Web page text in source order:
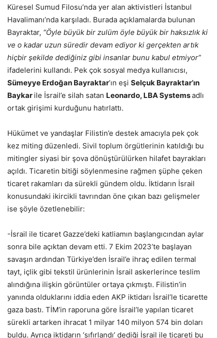
Küresel Sumud Filosu’nda yer alan aktivistleri İstanbul
Havalimanı’nda karşıladı. Burada açıklamalarda bulunan
Bayraktar, “Öyle büyük bir zulüm öyle büyük bir haksızlık ki
ve o kadar uzun süredir devam ediyor ki gerçekten artık
hiçbir şekilde dediğiniz gibi insanlar bunu kabul etmiyor”
ifadelerini kullandı. Pek çok sosyal medya kullanıcısı,
Sümeyye Erdoğan Bayraktar’ın eşi Selçuk Bayraktar’ın
Baykar ile İsrail’e silah satan Leonardo, LBA Systemsadlı
ortak girişimi kurduğunu hatırlattı.
Hükümet ve yandaşlar Filistin’e destek amacıyla pek çok
kez miting düzenledi. Sivil toplum örgütlerinin katıldığı bu
mitingler siyasi bir şova dönüştürülürken hilafet bayrakları
açıldı. Ticaretin bitiği söylenmesine rağmen şüphe çeken
ticaret rakamları da sürekli gündem oldu. İktidarın İsrail
konusundaki ikircikli tavrından öne çıkan bazı gelişmeler
ise şöyle özetlenebilir:
-İsrail ile ticaret Gazze’deki katliamın başlangıcından aylar
sonra bile açıktan devam etti. 7 Ekim 2023’te başlayan
savaşın ardından Türkiye’den İsrail’e ihraç edilen termal
tayt, içlik gibi tekstil ürünlerinin İsrail askerlerince teslim
alındığına ilişkin görüntüler ortaya çıkmıştı. Filistin’in
yanında olduklarını iddia eden AKP iktidarı İsrail’le ticarette
gaza bastı. TİM’in raporuna göre İsrail’le yapılan ticaret
sürekli artarken ihracat 1 milyar 140 milyon 574 bin doları
buldu. Ayrıca iktidarın ‘sıfırlandı’ dediği İsrail ile ticareti bu